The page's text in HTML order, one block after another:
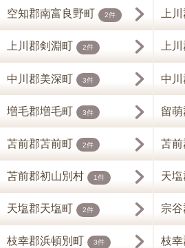
空知郡南富良野町 2件 上
上川郡剣淵町 2件 上
中川郡美深町 3件 中
増毛郡増毛町 3件 留
苫前郡苫前町 2件 苫
苫前郡初山別村 1件 天
天塩郡天塩町 2件 宗
枝幸郡浜頓別町 3件 枝幸